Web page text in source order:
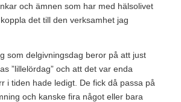
och ämnen som har med hälsolivet
det till den verksamhet jag
som delgivningsdag beror på att just
”lillelördag” och att det var enda
i tiden hade ledigt. De fick då passa på
och kanske fira något eller bara